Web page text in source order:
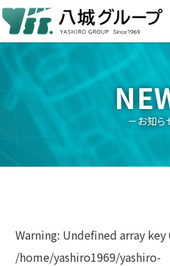
－お知ら
Warning: Undefined array key
/home/yashiro1969/yashiro-